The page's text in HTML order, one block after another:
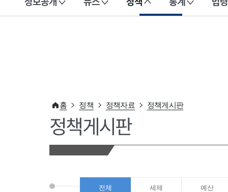
이 누리집은 대한민국 공식 전자정부 누리집입니다.
홈 정책 정책자료 정책게시판
정책게시판
전체 세제 예산